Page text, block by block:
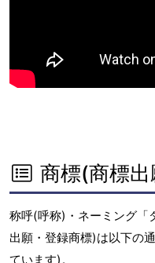
商標(商標
称呼(呼称)・ネーミング「
出願・登録商標)は以下の
ています)。